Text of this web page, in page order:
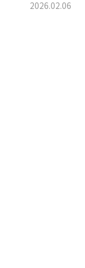
2026.02.06